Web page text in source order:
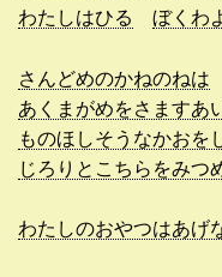
わたしはひる
ぼくわ
さんどめのかねのねは
あくまがめをさますあ
ものほしそうなかおを
じろりとこちらをみつ
わたしのおやつはあげ